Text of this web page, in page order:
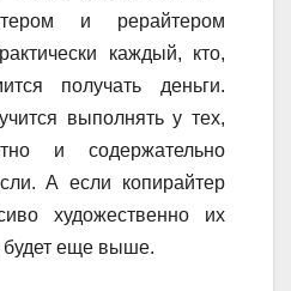
и рерайтером
каждый, кто,
получать деньги.
выполнять у тех,
и содержательно
А если копирайтер
художественно их
будет еще выше.